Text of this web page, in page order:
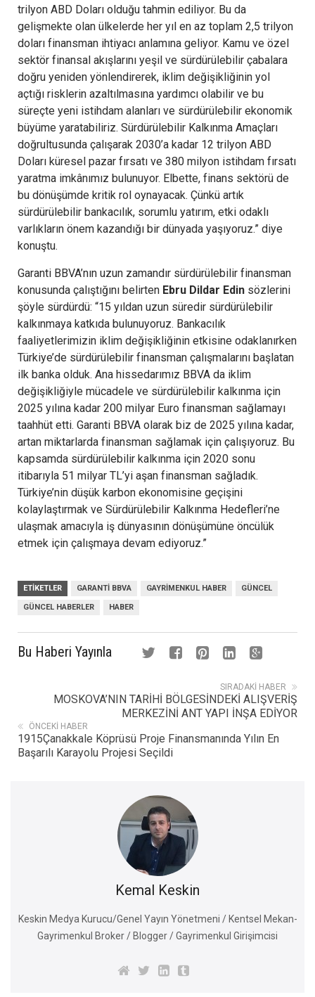
trilyon ABD Doları olduğu tahmin ediliyor. Bu da
gelişmekte olan ülkelerde her yıl en az toplam 2,5 trilyon
doları finansman ihtiyacı anlamına geliyor. Kamu ve özel
sektör finansal akışlarını yeşil ve sürdürülebilir çabalara
doğru yeniden yönlendirerek, iklim değişikliğinin yol
açtığı risklerin azaltılmasına yardımcı olabilir ve bu
süreçte yeni istihdam alanları ve sürdürülebilir ekonomik
büyüme yaratabiliriz. Sürdürülebilir Kalkınma Amaçları
doğrultusunda çalışarak 2030’a kadar 12 trilyon ABD
Doları küresel pazar fırsatı ve 380 milyon istihdam fırsatı
yaratma imkânımız bulunuyor. Elbette, finans sektörü de
bu dönüşümde kritik rol oynayacak. Çünkü artık
sürdürülebilir bankacılık, sorumlu yatırım, etki odaklı
varlıkların önem kazandığı bir dünyada yaşıyoruz.” diye
konuştu.
Garanti BBVA’nın uzun zamandır sürdürülebilir finansman
konusunda çalıştığını belirten Ebru Dildar Edin sözlerini
şöyle sürdürdü: “15 yıldan uzun süredir sürdürülebilir
kalkınmaya katkıda bulunuyoruz. Bankacılık
faaliyetlerimizin iklim değişikliğinin etkisine odaklanırken
Türkiye’de sürdürülebilir finansman çalışmalarını başlatan
ilk banka olduk. Ana hissedarımız BBVA da iklim
değişikliğiyle mücadele ve sürdürülebilir kalkınma için
2025 yılına kadar 200 milyar Euro finansman sağlamayı
taahhüt etti. Garanti BBVA olarak biz de 2025 yılına kadar,
artan miktarlarda finansman sağlamak için çalışıyoruz. Bu
kapsamda sürdürülebilir kalkınma için 2020 sonu
itibarıyla 51 milyar TL’yi aşan finansman sağladık.
Türkiye’nin düşük karbon ekonomisine geçişini
kolaylaştırmak ve Sürdürülebilir Kalkınma Hedefleri’ne
ulaşmak amacıyla iş dünyasının dönüşümüne öncülük
etmek için çalışmaya devam ediyoruz.”
ETIKETLER GARANTI BBVA GAYRIMENKUL HABER GÜNCEL
GÜNCEL HABERLER HABER
Bu Haberi Yayınla
SIRADAKI HABER
MOSKOVA’NIN TARİHİ BÖLGESİNDEKİ ALIŞVERİŞ
MERKEZİNİ ANT YAPI İNŞA EDİYOR
ÖNCEKI HABER
1915Çanakkale Köprüsü Proje Finansmanında Yılın En
Başarılı Karayolu Projesi Seçildi
Kemal Keskin
Keskin Medya Kurucu/Genel Yayın Yönetmeni / Kentsel Mekan-
Gayrimenkul Broker / Blogger / Gayrimenkul Girişimcisi